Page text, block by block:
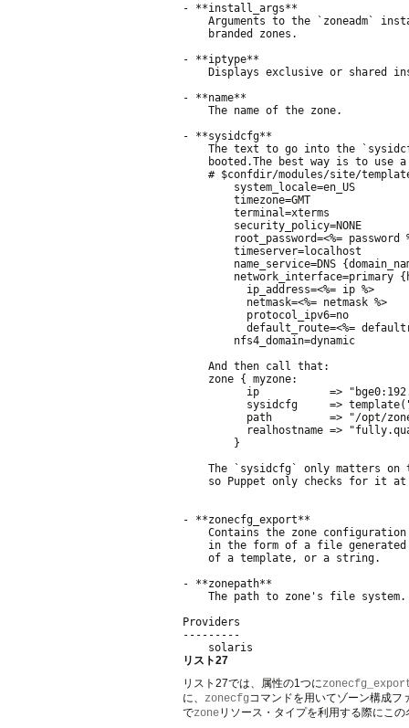
- **install_args**
Arguments to the `zoneadm`
    branded zones.
- **iptype**
Displays exclusive or shared
- **name**
    The name of the zone.
- **sysidcfg**
The text to go into the
booted.The best way is to use
# $confdir/modules/site/
        system_locale=en_US
        timezone=GMT
        terminal=xterms
        security_policy=NONE
root_password=<%= password
        timeserver=localhost
name_service=DNS
network_interface=primary
          ip_address=<%= ip %>
          netmask=<%= netmask %>
          protocol_ipv6=no
default_route=<%=
        nfs4_domain=dynamic
    And then call that:
    zone { myzone:
ip           =>
sysidcfg     =>
path         => "/opt/
realhostname =>
        }
The `sysidcfg` only matters on
so Puppet only checks for it
- **zonecfg_export**
Contains the zone
in the form of a file
    of a template, or a string.
- **zonepath**
    The path to zone's file system.
Providers
---------
リスト27
リスト27では、属性の1つに
に、 zonecfg コマンドを用いてゾーン構成
でzoneリソース・タイプを利用する際にこ